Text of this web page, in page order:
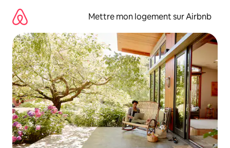
directement
contenu
Mettre mon logement sur Airbnb